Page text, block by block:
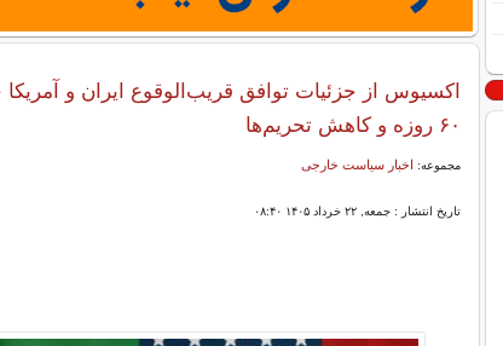
اکسیوس از جزئیات توافق قریب‌الوقوع ایران و
۶۰ روزه و کاهش تحریم‌ها
مجموعه: اخبار سیاست خارجی
تاریخ انتشار : جمعه, ۲۲ خرداد ۱۴۰۵ ۰۸:۴۰